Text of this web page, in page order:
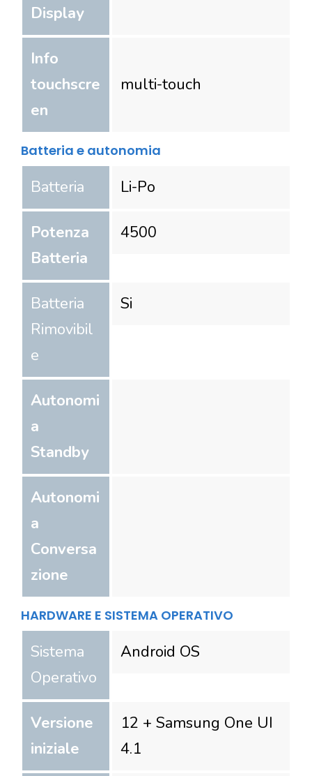
Display
Info
touchscre
en
multi-touch
Batteria e autonomia
Batteria Li-Po
Potenza
Batteria
4500
Batteria
Rimovibil
e
Si
Autonomi
a
Standby
Autonomi
a
Conversa
zione
HARDWARE E SISTEMA OPERATIVO
Sistema
Operativo
Android OS
Versione
iniziale
12 + Samsung One UI
4.1